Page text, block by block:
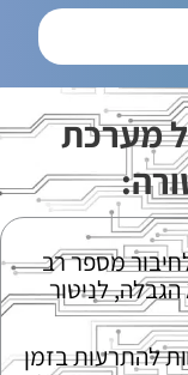
מערכת
מספר רב
לניטור
להתרעות בזמן